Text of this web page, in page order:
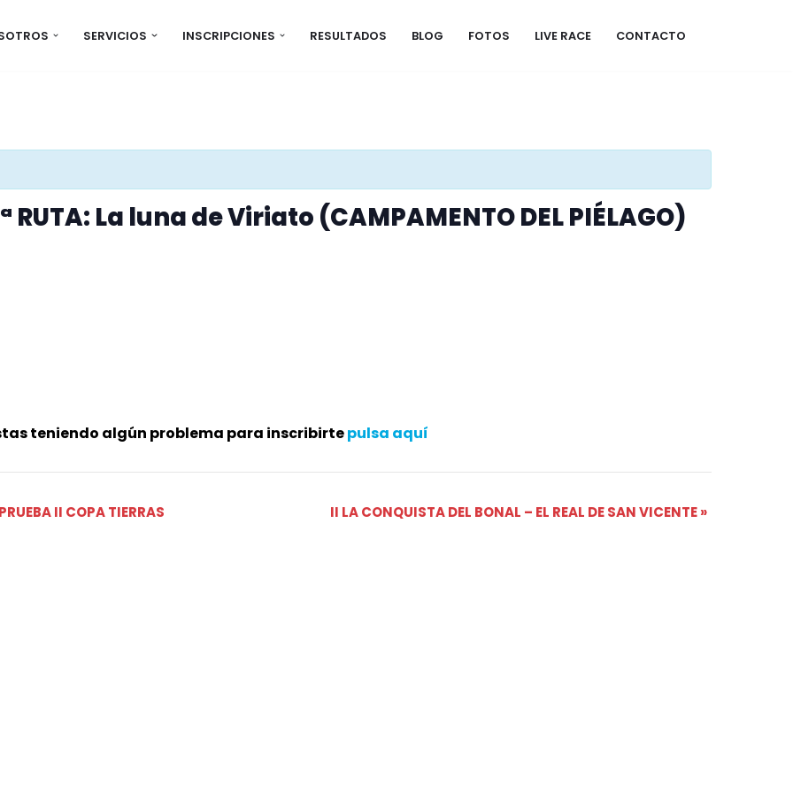
SERVICIOS INSCRIPCIONES RESULTADOS BLOG FOTOS LIVE RACE CONTACTO
RUTA: La luna de Viriato (CAMPAMENTO DEL PIÉLAGO)
teniendo algún problema para inscribirtepulsa aquí
II COPA TIERRAS
II LA CONQUISTA DEL BONAL – EL REAL DE SAN VICENTE»